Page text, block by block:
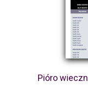
Pióro